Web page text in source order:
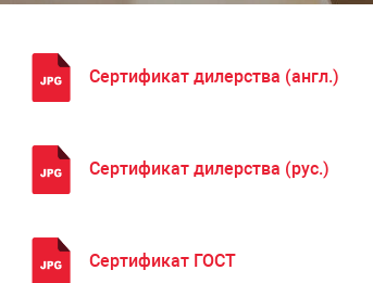
Сертификат дилерства (англ.)
Сертификат дилерства (рус.)
Сертификат ГОСТ